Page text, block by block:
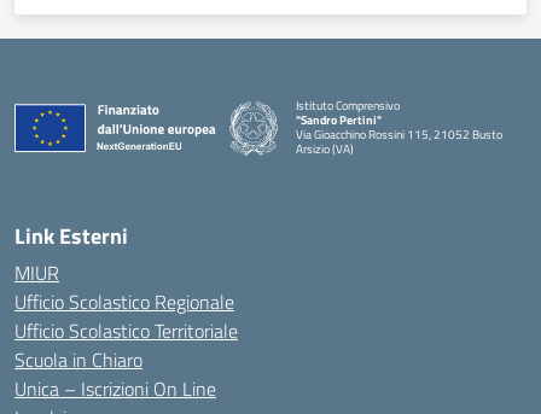
Istituto Comprensivo
"Sandro Pertini"
Via Gioacchino Rossini 115, 21052 Busto
Arsizio (VA)
Link Esterni
MIUR
Ufficio Scolastico Regionale
Ufficio Scolastico Territoriale
Scuola in Chiaro
Unica – Iscrizioni On Line